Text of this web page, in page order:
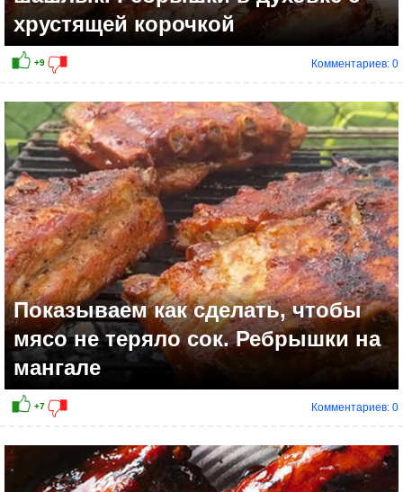
+8
хрустящей корочкой
Комментариев: 0
Показываем как сделать, чтобы
мясо не теряло сок. Ребрышки на
мангале
Комментариев: 0